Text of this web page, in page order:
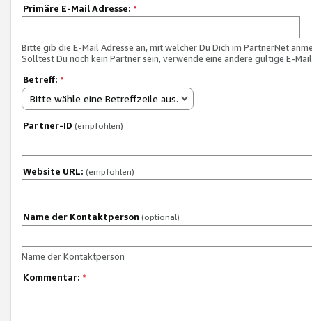
Primäre E-Mail Adresse: *
Bitte gib die E-Mail Adresse an, mit welcher Du Dich im PartnerNet
Solltest Du noch kein Partner sein, verwende eine andere gültige E-
Betreff: *
Bitte wähle eine Betreffzeile aus.
Partner-ID (empfohlen)
Website URL: (empfohlen)
Name der Kontaktperson (optional)
Name der Kontaktperson
Kommentar: *